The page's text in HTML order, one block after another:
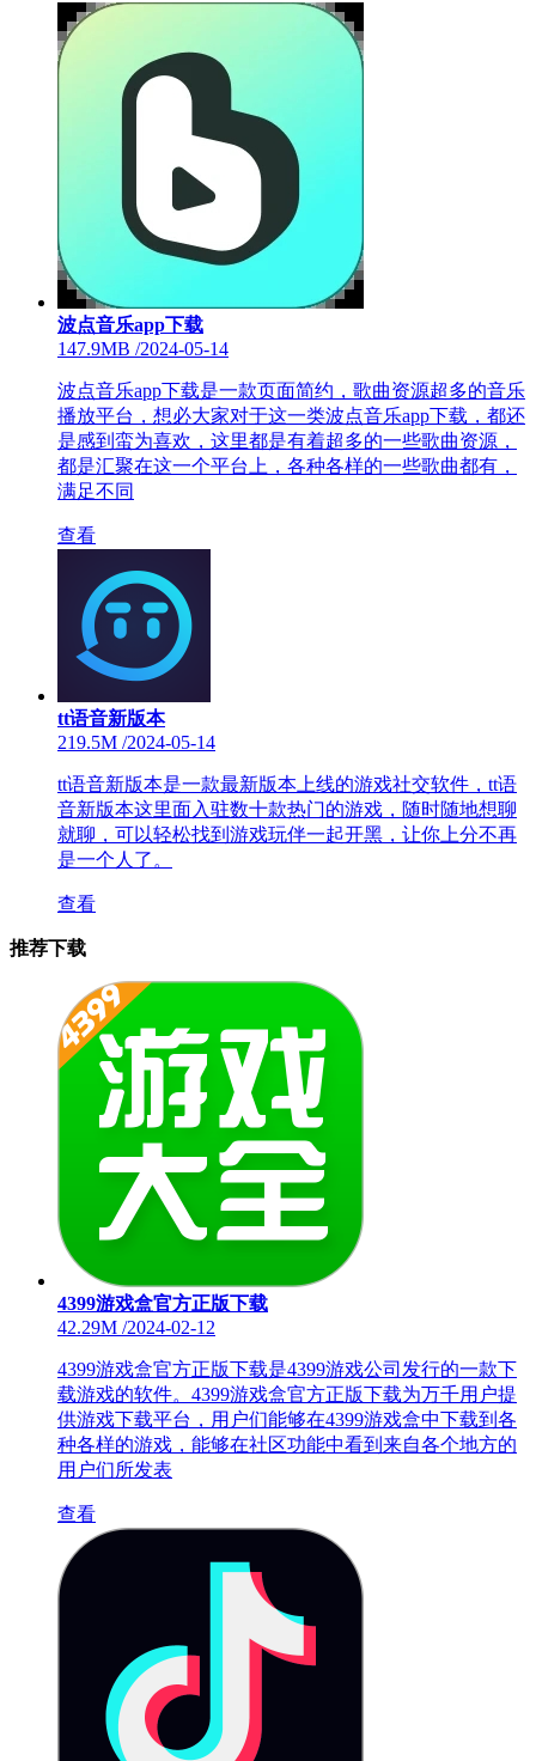
波点音乐app下载
147.9MB /2024-05-14
波点音乐app下载是一款页面简约，歌曲资源超多的音乐
播放平台，想必大家对于这一类波点音乐app下载，都还
是感到蛮为喜欢，这里都是有着超多的一些歌曲资源，
都是汇聚在这一个平台上，各种各样的一些歌曲都有，
满足不同
查看
tt语音新版本
219.5M /2024-05-14
tt语音新版本是一款最新版本上线的游戏社交软件，tt语
音新版本这里面入驻数十款热门的游戏，随时随地想聊
就聊，可以轻松找到游戏玩伴一起开黑，让你上分不再
是一个人了。
查看
推荐下载
4399游戏盒官方正版下载
42.29M /2024-02-12
4399游戏盒官方正版下载是4399游戏公司发行的一款下
载游戏的软件。4399游戏盒官方正版下载为万千用户提
供游戏下载平台，用户们能够在4399游戏盒中下载到各
种各样的游戏，能够在社区功能中看到来自各个地方的
用户们所发表
查看